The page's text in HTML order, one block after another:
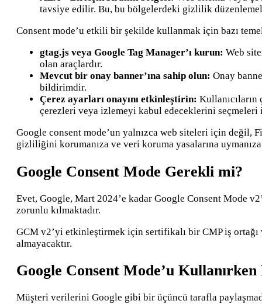
tavsiye edilir. Bu, bu bölgelerdeki gizlilik
Consent mode’u etkili bir şekilde kullanmak için bazı
gtag.js veya Google Tag Manager’ı kurun: Web
olan araçlardır.
Mevcut bir onay banner’ına sahip olun: Onay
bildirimdir.
Çerez ayarları onayını etkinleştirin:
çerezleri veya izlemeyi kabul edeceklerini seçmeleri
Google consent mode’un yalnızca web siteleri için değil,
gizliliğini korumanıza ve veri koruma yasalarına uymanıza
Google Consent Mode Gerekli mi?
Evet, Google, Mart 2024’e kadar Google Consent Mode
zorunlu kılmaktadır.
GCM v2’yi etkinleştirmek için sertifikalı bir CMP iş
almayacaktır.
Google Consent Mode’u
Müşteri verilerini Google gibi bir üçüncü tarafla